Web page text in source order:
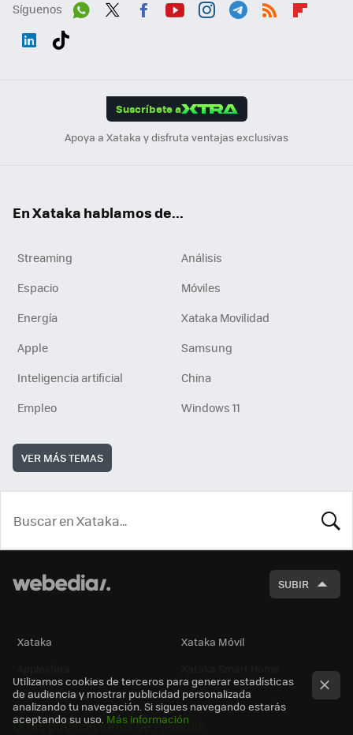
Síguenos
Suscríbete a
Apoya a Xataka y disfruta ventajas exclusivas
En Xataka hablamos de...
Streaming
Análisis
Espacio
Móviles
Energía
Xataka Movilidad
Apple
Samsung
Inteligencia artificial
China
Empleo
Windows 11
VER MÁS TEMAS
SUBIR
Xataka
Xataka Móvil
Mundo Xiaomi
Otras publicaciones de Webedia
Utilizamos cookies de terceros para generar estadísticas
de audiencia y mostrar publicidad personalizada
analizando tu navegación. Si sigues navegando estarás
aceptando su uso. Más información